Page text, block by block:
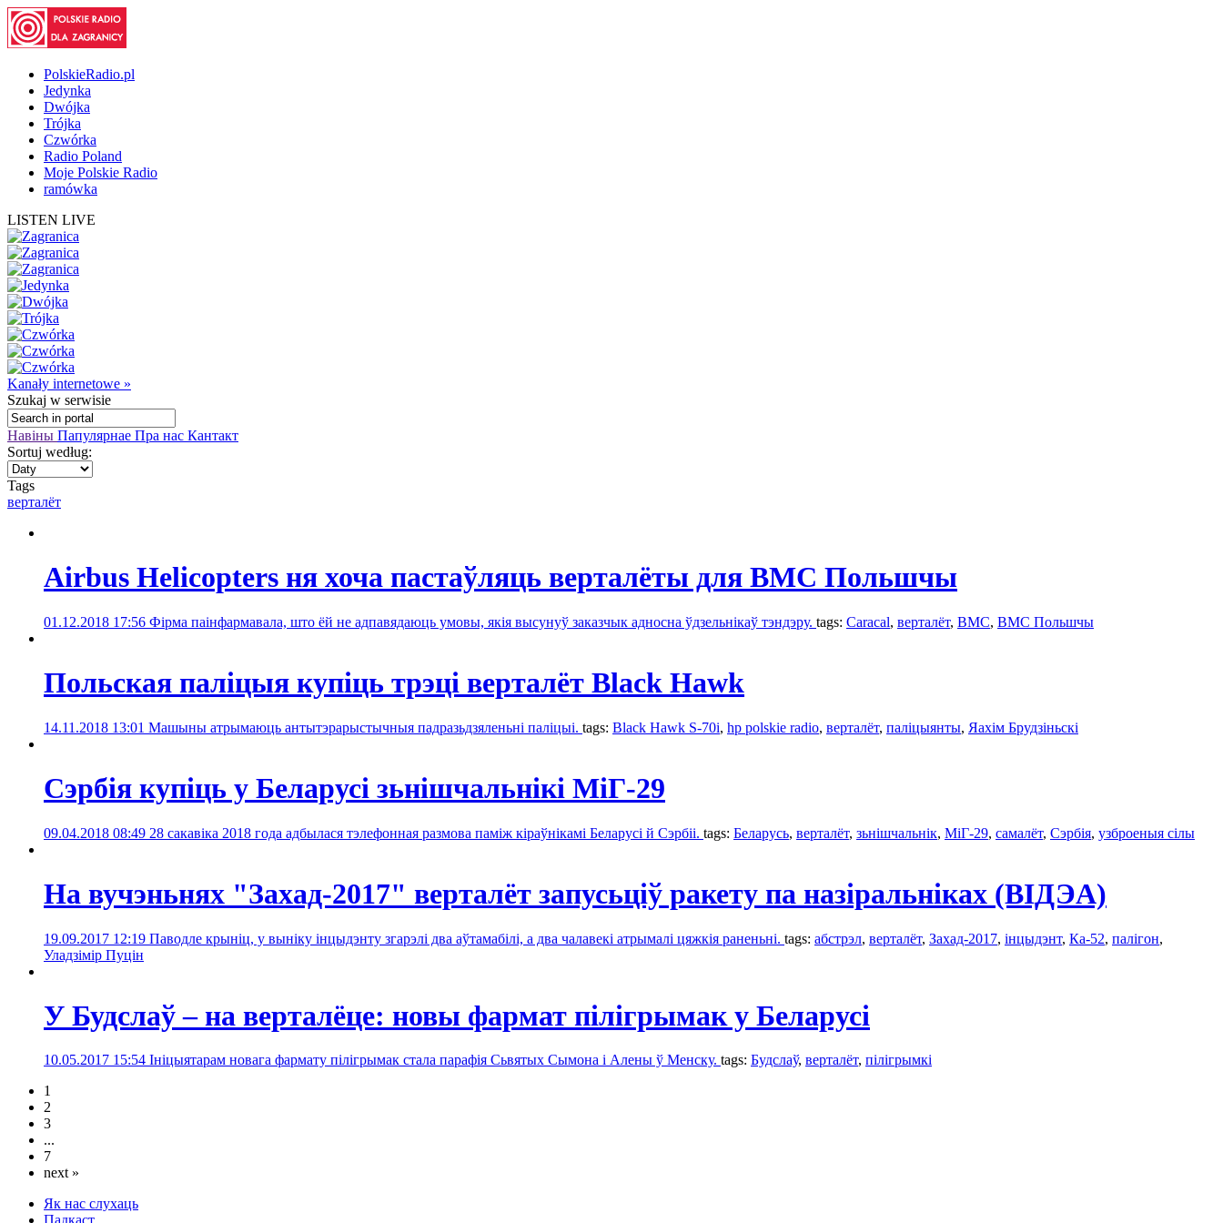
PolskieRadio.pl
Jedynka
Dwójka
Trójka
Czwórka
Radio Poland
Moje Polskie Radio
ramówka
LISTEN LIVE
Kanały internetowe »
Szukaj w serwisie
Навіны Папулярнае Пра нас Кантакт
Sortuj według:
Tags
верталёт
Airbus Helicopters ня хоча пастаўляць верталёты для ВМС Польшчы
01.12.2018 17:56 Фірма паінфармавала, што ёй не адпавядаюць умовы, якія высунуў заказчык адносна ўдзельнікаў тэндэру. tags: Caracal, верталёт, ВМС, ВМС Польшчы
Польская паліцыя купіць трэці верталёт Black Hawk
14.11.2018 13:01 Машыны атрымаюць антытэрарыстычныя падразьдзяленьні паліцыі. tags: Black Hawk S-70i, hp polskie radio, верталёт, паліцыянты, Яахім Брудзіньскі
Сэрбія купіць у Беларусі зьнішчальнікі МіГ-29
09.04.2018 08:49 28 сакавіка 2018 года адбылася тэлефонная размова паміж кіраўнікамі Беларусі й Сэрбіі. tags: Беларусь, верталёт, зьнішчальнік, МіГ-29, самалёт, Сэрбія, узброеныя сілы
На вучэньнях "Захад-2017" верталёт запусьціў ракету па назіральніках (ВІДЭА)
19.09.2017 12:19 Паводле крыніц, у выніку інцыдэнту згарэлі два аўтамабілі, а два чалавекі атрымалі цяжкія раненьні. tags: абстрэл, верталёт, Захад-2017, інцыдэнт, Ка-52, палігон,
Уладзімір Пуцін
У Будслаў – на верталёце: новы фармат пілігрымак у Беларусі
10.05.2017 15:54 Ініцыятарам новага фармату пілігрымак стала парафія Сьвятых Сымона і Алены ў Менску. tags: Будслаў, верталёт, пілігрымкі
1
2
3
...
7
next »
Як нас слухаць